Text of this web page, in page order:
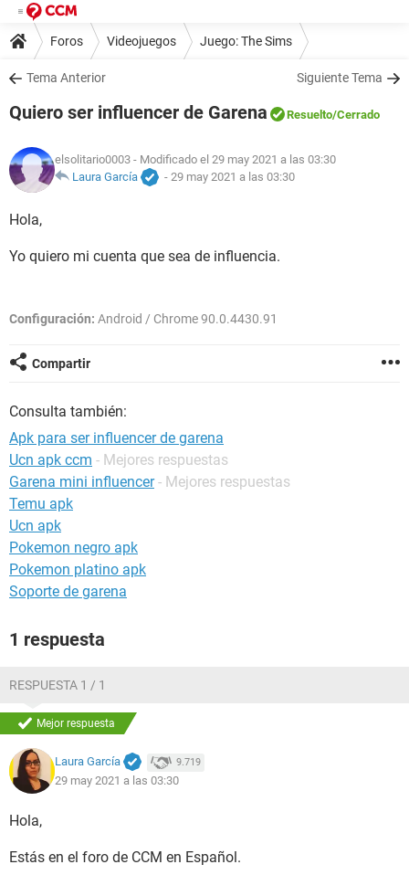
Foros Videojuegos Juego: The Sims
Tema Anterior Siguiente Tema
Quiero ser influencer de Garena Resuelto/Cerrado
elsolitario0003 - Modificado el 29 may 2021 a las 03:30
Laura García
- 29 may 2021 a las 03:30
Hola,
Yo quiero mi cuenta que sea de influencia.
Configuración: Android / Chrome 90.0.4430.91
Compartir
Consulta también:
Apk para ser influencer de garena
Ucn apk ccm - Mejores respuestas
Garena mini influencer - Mejores respuestas
Temu apk
Ucn apk
Pokemon negro apk
Pokemon platino apk
Soporte de garena
1 respuesta
RESPUESTA 1 / 1
Mejor respuesta
Laura García 9.719
29 may 2021 a las 03:30
Hola,
Estás en el foro de CCM en Español.